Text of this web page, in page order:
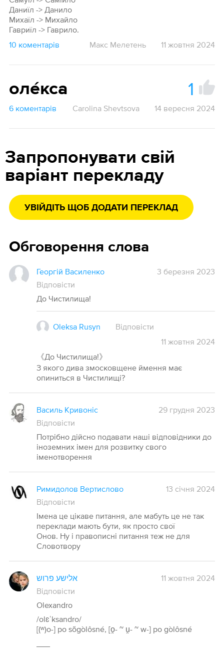
Даниїл -> Данило
Михаїл -> Михайло
Гавриїл -> Гаврило.
10 коментарів
Макс Мелетень 11 жовтня 2024
оле́кса 1
6 коментарів Carolina Shevtsova 14 вересня 2024
Запропонувати свій
варіант перекладу
УВІЙДІТЬ ЩОБ ДОДАТИ ПЕРЕКЛАД
Обговорення слова
Георгій Василенко
3 березня 2023
Відповісти
До Чистилища!
Oleksa Rusyn
Відповісти
11жовтня 2024
《До Чистилища!》
З якого дива змосковщене ймення має
опиниться в Чистилищі?
Василь Кривоніс
29 грудня 2023
Відповісти
Потрібно дійсно подавати наші відповідники до
іноземних імен для розвитку свого
іменотворення
Римидолов Вертислово
13 січня 2024
Відповісти
Імена це цікаве питання, але мабуть це не так
переклади мають бути, як просто свої
Онов. Ну і правописні питання теж не для
Словотвору
אלישע פרוש
11 жовтня 2024
Відповісти
Olexandro
/olɛˈksandro/
[(ʷ)o-] po sõgòlôsné, [o̯- ~ u̯- ~ w-] po gòlôsné